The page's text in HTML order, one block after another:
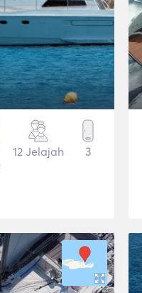
12 Jelajah 3